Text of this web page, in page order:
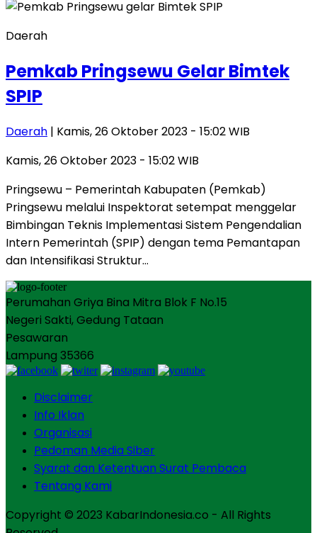
Daerah
Pemkab Pringsewu Gelar Bimtek
SPIP
Daerah | Kamis, 26 Oktober 2023 - 15:02 WIB
Kamis, 26 Oktober 2023 - 15:02 WIB
Pringsewu – Pemerintah Kabupaten (Pemkab)
Pringsewu melalui Inspektorat setempat menggelar
Bimbingan Teknis Implementasi Sistem Pengendalian
Intern Pemerintah (SPIP) dengan tema Pemantapan
dan Intensifikasi Struktur…
Perumahan Griya Bina Mitra Blok F No.15
Negeri Sakti, Gedung Tataan
Pesawaran
Lampung 35366
Disclaimer
Info Iklan
Organisasi
Pedoman Media Siber
Syarat dan Ketentuan Surat Pembaca
Tentang Kami
Copyright © 2023 KabarIndonesia.co - All Rights